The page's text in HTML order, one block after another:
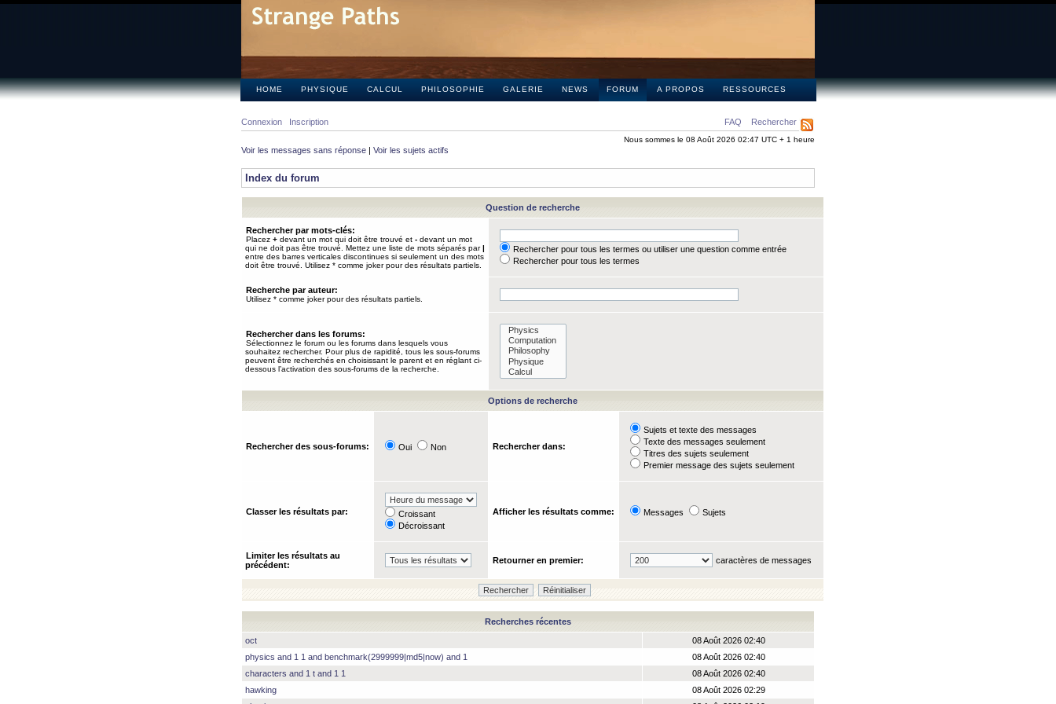
HOME PHYSIQUE CALCUL PHILOSOPHIE GALERIE NEWS FORUM A PROPOS RESSOURCES
FAQ Rechercher
Connexion Inscription
Nous sommes le 08 Août 2026 02:47 UTC + 1 heure
Voir les messages sans réponse | Voir les sujets actifs
Index du forum
Question de recherche
Rechercher par mots-clés:
Placez + devant un mot qui doit être trouvé et - devant un mot
qui ne doit pas être trouvé. Mettez une liste de mots séparés par|
entre des barres verticales discontinues si seulement un des mots
doit être trouvé. Utilisez * comme joker pour des résultats partiels.
Rechercher pour tous les termes ou utiliser une question comme entrée
Rechercher pour tous les termes
Recherche par auteur:
Utilisez * comme joker pour des résultats partiels.
Rechercher dans les forums:
Sélectionnez le forum ou les forums dans lesquels vous
souhaitez rechercher. Pour plus de rapidité, tous les sous-forums
peuvent être recherchés en choisissant le parent et en réglant ci-
dessous l’activation des sous-forums de la recherche.
Options de recherche
Rechercher des sous-forums: Oui Non Rechercher dans:
Sujets et texte des messages
Texte des messages seulement
Titres des sujets seulement
Premier message des sujets seulement
Classer les résultats par:
Croissant
Décroissant
Afficher les résultats comme: Messages Sujets
Limiter les résultats au
précédent:
Retourner en premier: caractères de messages
Recherches récentes
oct
08 Août 2026 02:40
physics and 1 1 and benchmark(2999999|md5|now) and 1
08 Août 2026 02:40
characters and 1 t and 1 1
08 Août 2026 02:40
hawking
08 Août 2026 02:29